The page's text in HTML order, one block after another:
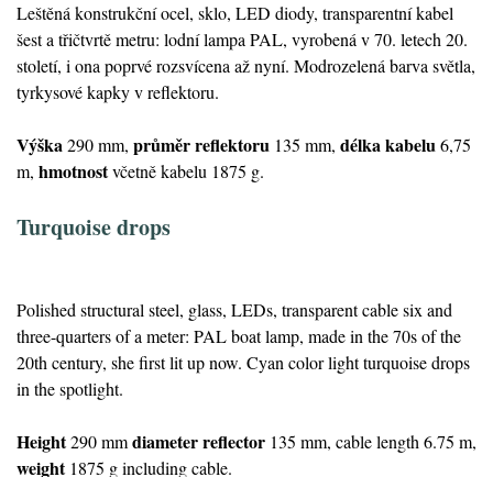
Leštěná konstrukční ocel, sklo, LED diody, transparentní kabel
šest a třičtvrtě metru: lodní lampa PAL, vyrobená v 70. letech 20.
století, i ona poprvé rozsvícena až nyní. Modrozelená barva světla,
tyrkysové kapky v reflektoru.
Výška290 mm, průměr reflektoru 135 mm, délka kabelu6,75
m, hmotnostvčetně kabelu 1875 g.
Turquoise drops
Polished structural steel, glass, LEDs, transparent cable six and
three-quarters of a meter: PAL boat lamp, made in the 70s of the
20th century, she first lit up now. Cyan color light turquoise drops
in the spotlight.
Height290 mmdiameter reflector 135 mm, cable length 6.75 m,
weight1875 g including cable.